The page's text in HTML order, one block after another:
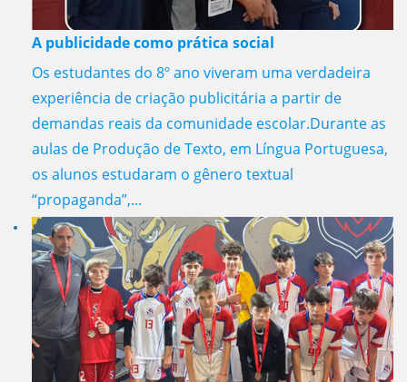
A publicidade como prática social
Os estudantes do 8º ano viveram uma verdadeira
experiência de criação publicitária a partir de
demandas reais da comunidade escolar.Durante as
aulas de Produção de Texto, em Língua Portuguesa,
os alunos estudaram o gênero textual
“propaganda”,...